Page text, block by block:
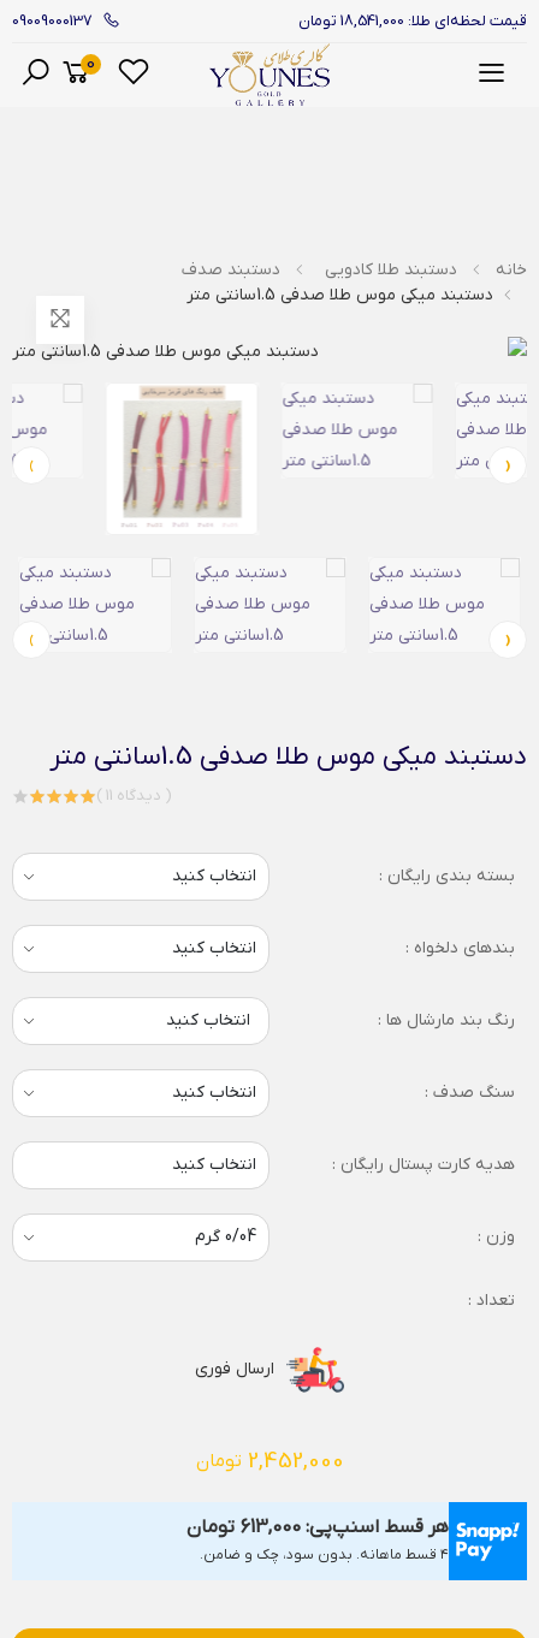
قیمت لحظه‌ای طلا: 18,541,000 تومان 09009000137
0
خانه دستبند طلا کادویی
دستبند صدف
دستبند میکی موس طلا صدفی 1.5سانتی متر
‹
›
‹
›
دستبند میکی موس طلا صدفی 1.5سانتی متر
( 11 دیدگاه )
بسته بندی رایگان :
بندهای دلخواه :
رنگ بند مارشال ها : انتخاب کنید
سنگ صدف :
هدیه کارت پستال رایگان : انتخاب کنید
وزن :
تعداد :
ارسال فوری
2,452,000 تومان
هر قسط اسنپ‌پی: 613,000 تومان
۴ قسط ماهانه. بدون سود، چک و ضامن.